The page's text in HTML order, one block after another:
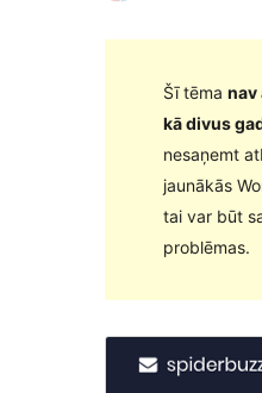
Šī tēma nav
kā divus
nesaņemt
jaunākās
tai var būt
problēmas.